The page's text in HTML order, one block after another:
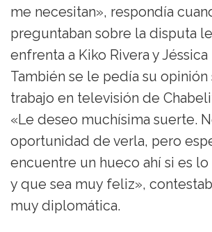
me necesitan», respondía
preguntaban sobre la disputa
enfrenta a Kiko Rivera y Jéssica
También se le pedía su
trabajo en televisión de
«Le deseo muchísima suerte.
oportunidad de verla, pero
encuentre un hueco ahí si es
y que sea muy feliz»,
muy diplomática.